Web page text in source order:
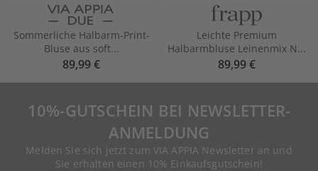
Sommerliche Halbarm-Print-
Bluse aus soft...
89,99 €
Leichte Premium
Halbarmbluse Leinenmix N...
89,99 €
10%-GUTSCHEIN BEI NEWSLETTER-
ANMELDUNG
Melden Sie sich jetzt zum VIA APPIA Newsletter an und
Sie erhalten einen 10% Einkaufsgutschein!